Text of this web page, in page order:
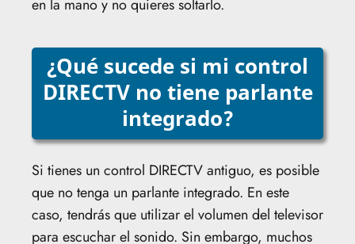
en la mano y no quieres soltarlo.
¿Qué sucede si mi control
DIRECTV no tiene parlante
integrado?
Si tienes un control DIRECTV antiguo, es posible
que no tenga un parlante integrado. En este
caso, tendrás que utilizar el volumen del televisor
para escuchar el sonido. Sin embargo, muchos